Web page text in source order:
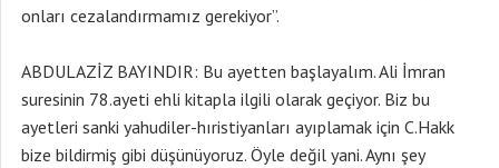
onları cezalandırmamız gerekiyor”.
ABDULAZİZ BAYINDIR: Bu ayetten başlayalım. Ali İmran
suresinin 78.ayeti ehli kitapla ilgili olarak geçiyor. Biz bu
ayetleri sanki yahudiler-hıristiyanları ayıplamak için C.Hakk
bize bildirmiş gibi düşünüyoruz. Öyle değil yani. Aynı şey